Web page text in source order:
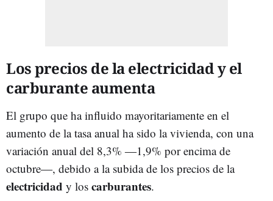
Los precios de la electricidad y el
carburante aumenta
El grupo que ha influido mayoritariamente en el
aumento de la tasa anual ha sido la vivienda, con una
variación anual del 8,3%―1,9% por encima de
octubre―, debido a la subida de los precios de la
electricidad y los carburantes.